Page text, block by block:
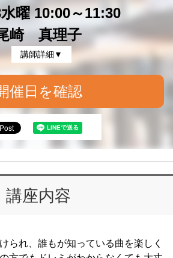
曜 10:00～11:30
崎 真理子
講師詳細▼
催日を確認
講座内容
られ、誰もが知っている曲を楽しく